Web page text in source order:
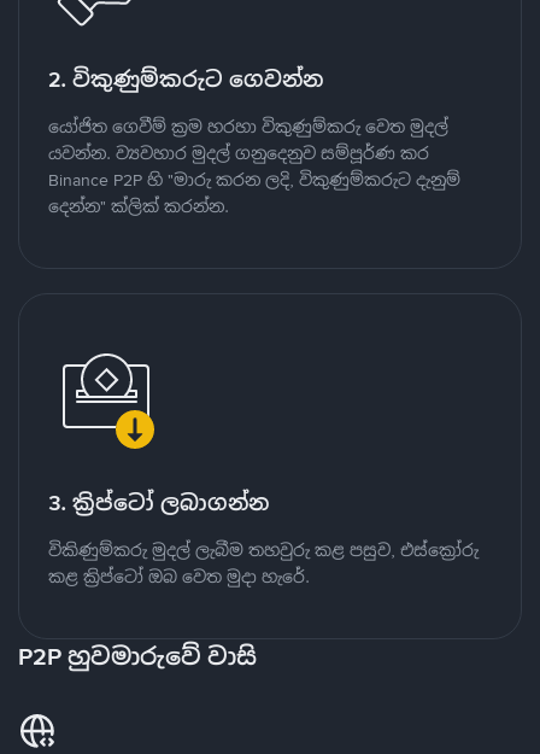
2. විකුණුම්කරුට ගෙවන්න
යෝජිත ගෙවීම් ක්‍රම හරහා විකුණුම්කරු වෙත මුදල්
යවන්න. ව්‍යවහාර මුදල් ගනුදෙනුව සම්පූර්ණ කර
Binance P2P හි "මාරු කරන ලදි, විකුණුම්කරුට දැනුම්
දෙන්න" ක්ලික් කරන්න.
3. ක්‍රිප්ටෝ ලබාගන්න
විකිණුම්කරු මුදල් ලැබීම තහවුරු කළ පසුව, එස්ක්‍රෝරු
කළ ක්‍රිප්ටෝ ඔබ වෙත මුදා හැරේ.
P2P හුවමාරුවේ වාසි